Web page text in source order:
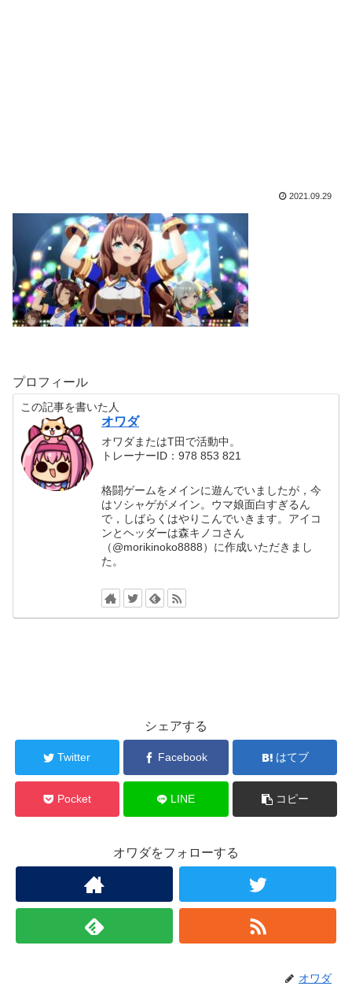
2021.09.29
プロフィール
この記事を書いた人
オワダ
オワダまたはT田で活動中。
トレーナーID：978 853 821
格闘ゲームをメインに遊んでいましたが，今
はソシャゲがメイン。ウマ娘面白すぎるん
で，しばらくはやりこんでいきます。アイコ
ンとヘッダーは森キノコさん
（@morikinoko8888）に作成いただきまし
た。
シェアする
Twitter Facebook はてブ
Pocket LINE コピー
オワダをフォローする
オワダ